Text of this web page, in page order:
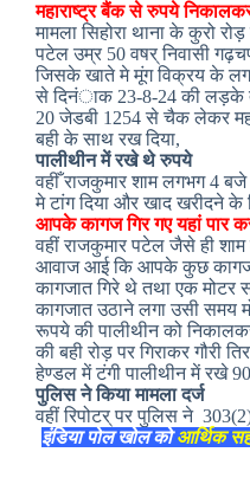
महाराष्ट्र बैंक से रुपये
मामला सिहोरा थाना के कुरो
पटेल उम्र 50 वषर् निवासी
जिसके खाते मे मूंग विक्रय के
से दिनंाक 23-8-24 की लड़के
20 जेडबी 1254 से चैक लेकर
बही के साथ रख दिया,
पालीथीन में रखे थे रुपये
वहीँ राजकुमार शाम लगभग 4
मे टांग दिया और खाद खरीदने के
आपके कागज गिर गए यहां पार
वहीं राजकुमार पटेल जैसे ही
आवाज आई कि आपके कुछ
कागजात गिरे थे तथा एक
कागजात उठाने लगा उसी
रूपये की पालीथीन को
की बही रोड़ पर गिराकर गौरी
हेण्डल में टंगी पालीथीन में रखे
पुलिस ने किया मामला दर्ज
वहीं रिपोटर् पर पुलिस ने
इंडिया पोल खोल कोआर्थिक